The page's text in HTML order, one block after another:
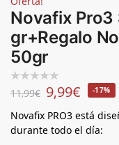
Novafix Pro3
gr+Regalo
50gr
11,99€ 9,99€ -17%
Novafix PRO3 está
durante todo el día: